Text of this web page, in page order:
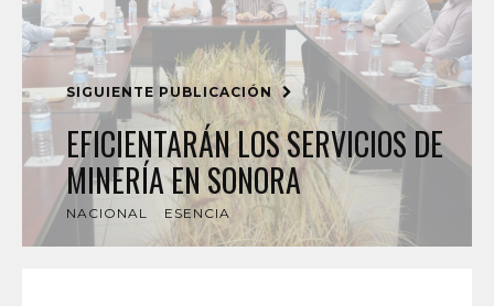
SIGUIENTE PUBLICACIÓN
EFICIENTARÁN LOS SERVICIOS DE
MINERÍA EN SONORA
NACIONAL ESENCIA